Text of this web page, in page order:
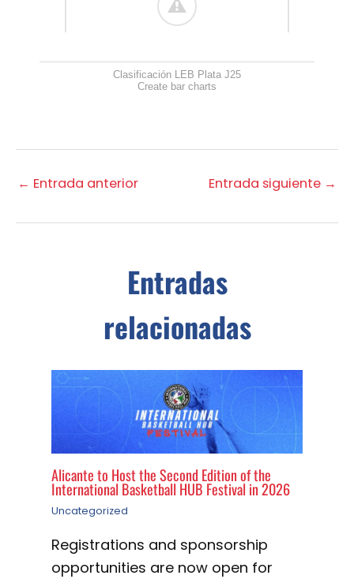
Clasificación LEB Plata J25
Create bar charts
← Entrada anterior Entrada siguiente →
Entradas
relacionadas
Alicante to Host the Second Edition of the
International Basketball HUB Festival in 2026
Uncategorized
Registrations and sponsorship
opportunities are now open for